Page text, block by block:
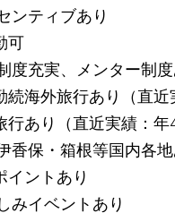
ンティブあり
可
度充実、メンター制度
海外旅行あり（直近
あり（直近実績：年
香保・箱根等国内各地
イントあり
みイベントあり